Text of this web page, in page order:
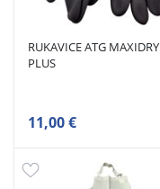
RUKAVICE ATG MAXIDRY
PLUS
11,00 €